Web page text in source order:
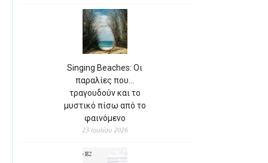
Singing Beaches: Οι
παραλίες που…
τραγουδούν και το
μυστικό πίσω από το
φαινόμενο
23 Ιουλίου 2026